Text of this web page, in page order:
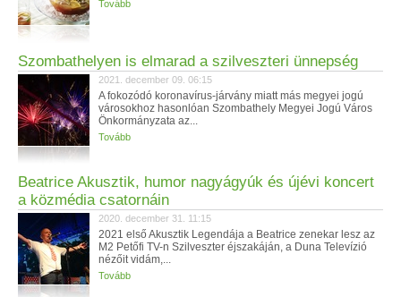
Tovább
Szombathelyen is elmarad a szilveszteri ünnepség
2021. december 09. 06:15
A fokozódó koronavírus-járvány miatt más megyei jogú
városokhoz hasonlóan Szombathely Megyei Jogú Város
Önkormányzata az...
Tovább
Beatrice Akusztik, humor nagyágyúk és újévi koncert
a közmédia csatornáin
2020. december 31. 11:15
2021 első Akusztik Legendája a Beatrice zenekar lesz az
M2 Petőfi TV-n Szilveszter éjszakáján, a Duna Televízió
nézőit vidám,...
Tovább